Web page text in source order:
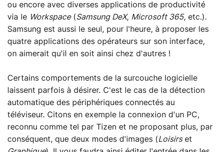
ou encore avec diverses applications de productivité
via le Workspace(Samsung DeX, Microsoft 365, etc.).
Samsung est aussi le seul, pour l'heure, à proposer les
quatre applications des opérateurs sur son interface,
on aimerait qu'il en soit ainsi chez d'autres !
Certains comportements de la surcouche logicielle
laissent parfois à désirer. C'est le cas de la détection
automatique des périphériques connectés au
téléviseur. Citons en exemple la connexion d'un PC,
reconnu comme tel par Tizen et ne proposant plus, par
conséquent, que deux modes d'images (Loisirset